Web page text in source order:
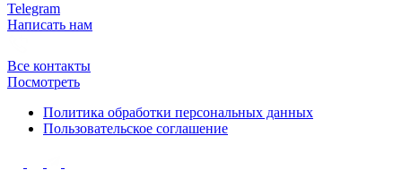
Telegram
Написать нам
Все контакты
Посмотреть
Политика обработки персональных данных
Пользовательское соглашение